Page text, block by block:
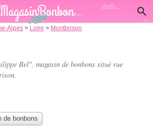
Alpes > Loire > Montbrison
Bel", magasin de bonbons situé rue
de bonbons